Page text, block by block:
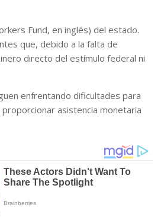
Fund, en inglés) del estado.
que, debido a la falta de
directo del estímulo federal ni
enfrentando dificultades para
asistencia monetaria